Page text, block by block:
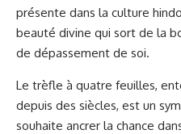
présente dans la culture
beauté divine qui sort de la
de dépassement de soi.
Le trèfle à quatre feuilles,
depuis des siècles, est un
souhaite ancrer la chance